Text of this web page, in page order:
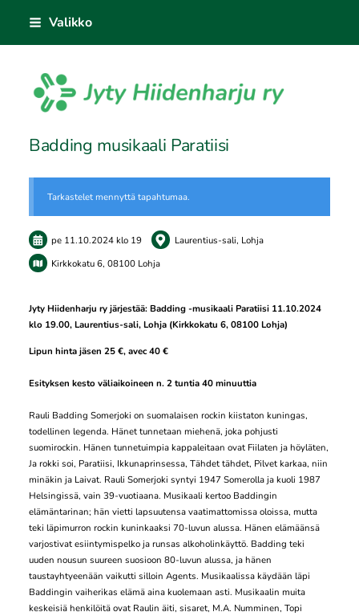
sisältöön
Valikko
Sivuston etusivulle
Badding musikaali Paratiisi
Tarkastelet mennyttä tapahtumaa.
pe 11.10.2024klo 19
Laurentius-sali, Lohja
Kirkkokatu 6, 08100 Lohja
Jyty Hiidenharju ry järjestää: Badding -musikaali Paratiisi 11.10.2024
klo 19.00, Laurentius-sali, Lohja (Kirkkokatu 6, 08100 Lohja)
Lipun hinta jäsen 25 €, avec 40 €
Esityksen kesto väliaikoineen n. 2 tuntia 40 minuuttia
Rauli Badding Somerjoki on suomalaisen rockin kiistaton kuningas,
todellinen legenda. Hänet tunnetaan miehenä, joka pohjusti
suomirockin. Hänen tunnetuimpia kappaleitaan ovat Fiilaten ja höyläten,
Ja rokki soi, Paratiisi, Ikkunaprinsessa, Tähdet tähdet, Pilvet karkaa, niin
minäkin ja Laivat. Rauli Somerjoki syntyi 1947 Somerolla ja kuoli 1987
Helsingissä, vain 39-vuotiaana. Musikaali kertoo Baddingin
elämäntarinan; hän vietti lapsuutensa vaatimattomissa oloissa, mutta
teki läpimurron rockin kuninkaaksi 70-luvun alussa. Hänen elämäänsä
varjostivat esiintymispelko ja runsas alkoholinkäyttö. Badding teki
uuden nousun suureen suosioon 80-luvun alussa, ja hänen
taustayhtyeenään vaikutti silloin Agents. Musikaalissa käydään läpi
Baddingin vaiherikas elämä aina kuolemaan asti. Musikaalin muita
keskeisiä henkilöitä ovat Raulin äiti, sisaret, M.A. Numminen, Topi